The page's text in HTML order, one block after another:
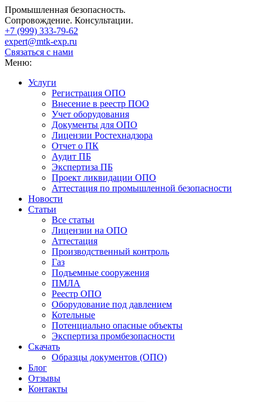
Промышленная безопасность.
Сопровождение. Консультации.
+7 (999) 333-79-62
expert@mtk-exp.ru
Связаться с нами
Меню:
Услуги
Регистрация ОПО
Внесение в реестр ПОО
Учет оборудования
Документы для ОПО
Лицензии Ростехнадзора
Отчет о ПК
Аудит ПБ
Экспертиза ПБ
Проект ликвидации ОПО
Аттестация по промышленной безопасности
Новости
Статьи
Все статьи
Лицензии на ОПО
Аттестация
Производственный контроль
Газ
Подъемные сооружения
ПМЛА
Реестр ОПО
Оборудование под давлением
Котельные
Потенциально опасные объекты
Экспертиза промбезопасности
Скачать
Образцы документов (ОПО)
Блог
Отзывы
Контакты